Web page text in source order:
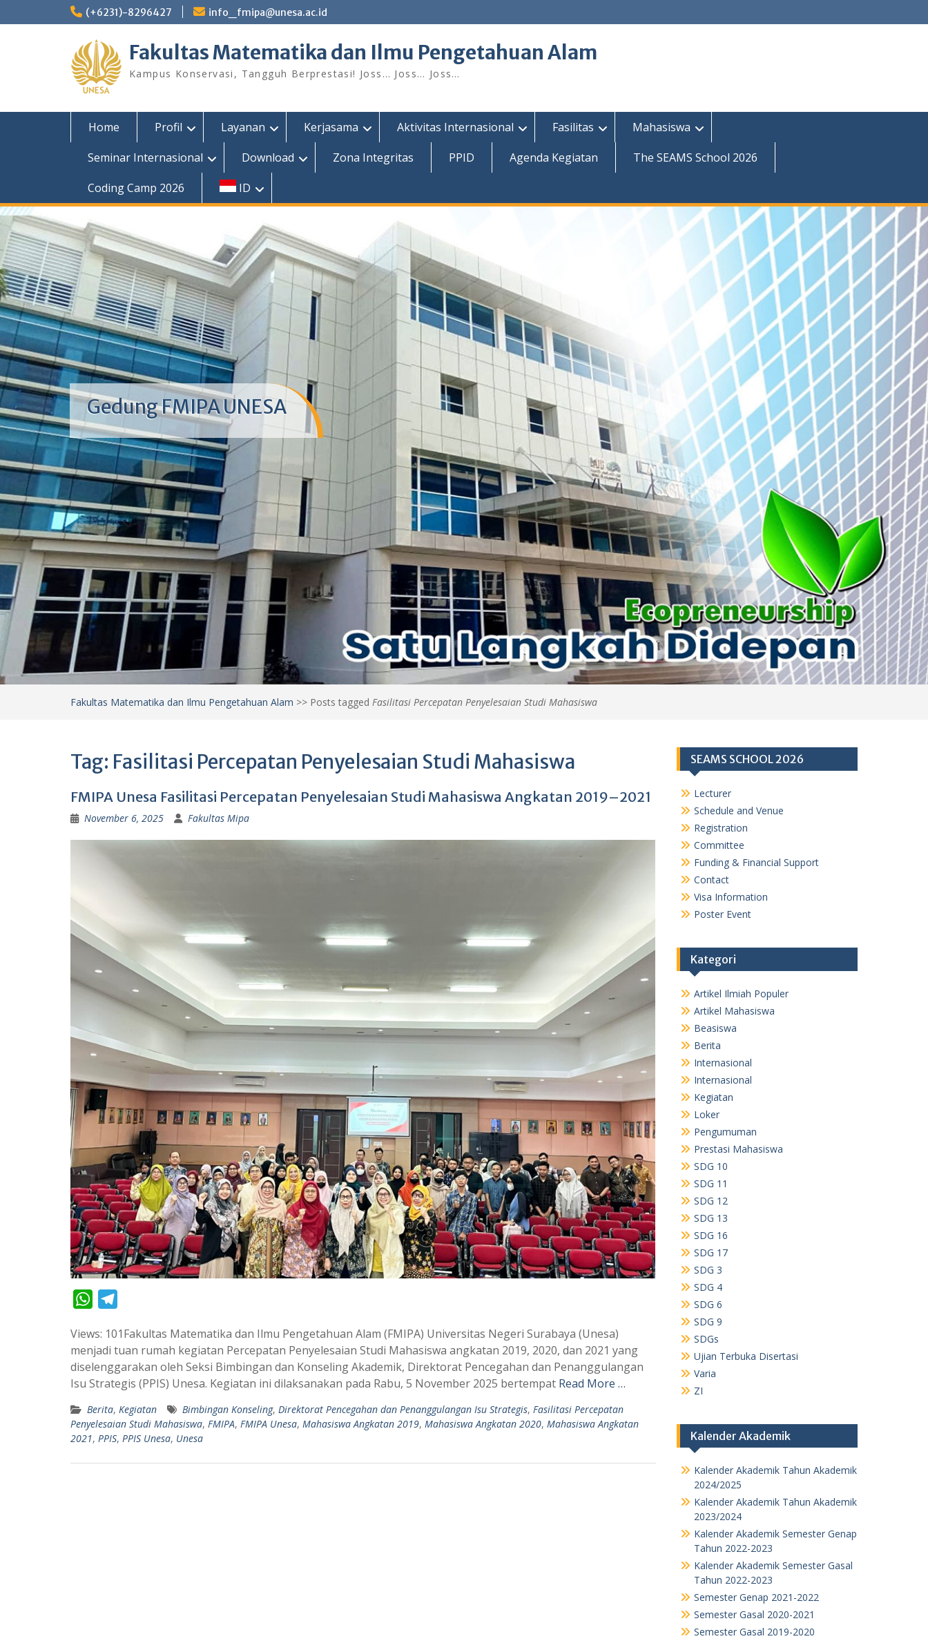
to
(+6231)-8296427 info_fmipa@unesa.ac.id
Fakultas Matematika dan Ilmu Pengetahuan Alam
Kampus Konservasi, Tangguh Berprestasi! Joss… Joss… Joss…
Home Profil Layanan Kerjasama Aktivitas Internasional Fasilitas
Mahasiswa
Seminar Internasional
Download Zona Integritas PPID Agenda Kegiatan
The SEAMS School 2026
Coding Camp 2026
ID
Gedung FMIPA UNESA
Fakultas Matematika dan Ilmu Pengetahuan Alam >> Posts tagged Fasilitasi Percepatan Penyelesaian Studi Mahasiswa
Tag: Fasilitasi Percepatan Penyelesaian Studi Mahasiswa
FMIPA Unesa Fasilitasi Percepatan Penyelesaian Studi Mahasiswa Angkatan 2019–2021
November 6, 2025 Fakultas Mipa
W
a
t
s
p
p
e
g
a
m
Views: 101Fakultas Matematika dan Ilmu Pengetahuan Alam (FMIPA) Universitas Negeri Surabaya (Unesa)
menjadi tuan rumah kegiatan Percepatan Penyelesaian Studi Mahasiswa angkatan 2019, 2020, dan 2021 yang
diselenggarakan oleh Seksi Bimbingan dan Konseling Akademik, Direktorat Pencegahan dan Penanggulangan
Isu Strategis (PPIS) Unesa. Kegiatan ini dilaksanakan pada Rabu, 5 November 2025 bertempat Read More …
Berita, Kegiatan Bimbingan Konseling, Direktorat Pencegahan dan Penanggulangan Isu Strategis, Fasilitasi Percepatan
Penyelesaian Studi Mahasiswa, FMIPA, FMIPA Unesa, Mahasiswa Angkatan 2019, Mahasiswa Angkatan 2020, Mahasiswa Angkatan
2021, PPIS, PPIS Unesa, Unesa
SEAMS SCHOOL 2026
Lecturer
Schedule and Venue
Registration
Committee
Funding & Financial Support
Contact
Visa Information
Poster Event
Kategori
Artikel Ilmiah Populer
Artikel Mahasiswa
Beasiswa
Berita
Internasional
Internasional
Kegiatan
Loker
Pengumuman
Prestasi Mahasiswa
SDG 10
SDG 11
SDG 12
SDG 13
SDG 16
SDG 17
SDG 3
SDG 4
SDG 6
SDG 9
SDGs
Ujian Terbuka Disertasi
Varia
ZI
Kalender Akademik
Kalender Akademik Tahun Akademik
2024/2025
Kalender Akademik Tahun Akademik
2023/2024
Kalender Akademik Semester Genap
Tahun 2022-2023
Kalender Akademik Semester Gasal
Tahun 2022-2023
Semester Genap 2021-2022
Semester Gasal 2020-2021
Semester Gasal 2019-2020